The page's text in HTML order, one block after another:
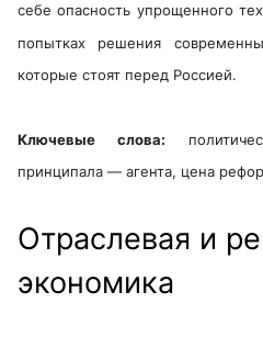
себе опасность упрощенного
попытках решения
которые стоят перед Россией.
Ключевые слова:
принципала — агента, цена
Отраслевая и
экономика